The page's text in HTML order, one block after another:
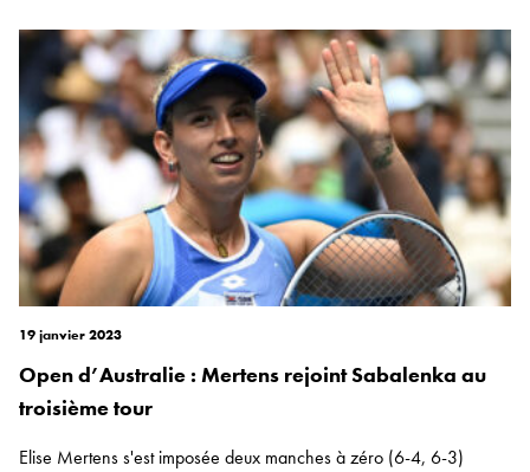
19 janvier 2023
Open d’Australie : Mertens rejoint Sabalenka au
troisième tour
Elise Mertens s'est imposée deux manches à zéro (6-4, 6-3)